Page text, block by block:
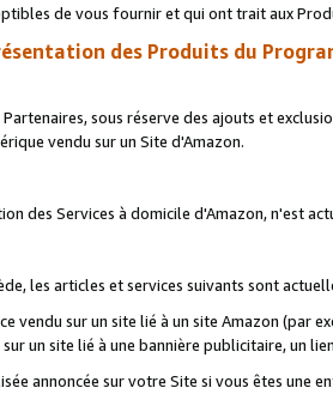
de vous fournir et qui ont trait aux
des Produits du
sous réserve des ajouts et
vendu sur un Site d'Amazon.
des Services à domicile d'Amazon, n'est
les articles et services suivants sont
vendu sur un site lié à un site Amazon (par
un site lié à une bannière publicitaire, un
annoncée sur votre Site si vous êtes une